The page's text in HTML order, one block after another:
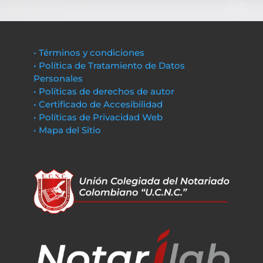
• Términos y condiciones
• Política de Tratamiento de Datos
Personales
• Políticas de derechos de autor
• Certificado de Accesibilidad
• Políticas de Privacidad Web
• Mapa del Sitio